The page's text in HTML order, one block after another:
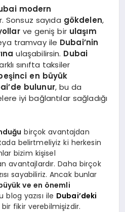
modern
Sonsuz sayıda gökdelen,
ve geniş bir ulaşım
tramvay ile Dubai’nin
ulaşabilirsin. Dubai
sınıfta taksiler
en büyük
bulunur, bu da
iyi bağlantılar sağladığı
birçok avantajdan
belirtmeliyiz ki herkesin
bizim kişisel
avantajlardır. Daha birçok
sayabiliriz. Ancak bunlar
ve en önemli
blog yazısı ile Dubai’deki
fikir verebilmişizdir.